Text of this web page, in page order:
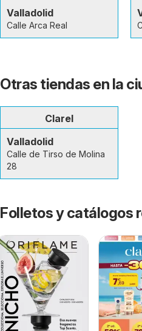
Valladolid
Calle Arca Real
Otras tiendas en la
Clarel
Valladolid
Calle de Tirso de Molina
28
Folletos y catálogos